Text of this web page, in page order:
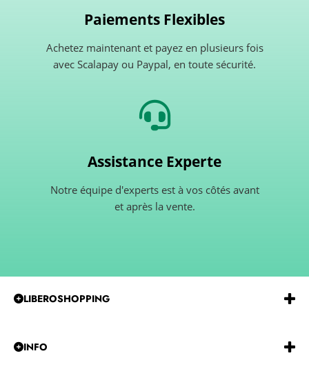
Paiements Flexibles
Achetez maintenant et payez en plusieurs fois
avec Scalapay ou Paypal, en toute sécurité.
Assistance Experte
Notre équipe d'experts est à vos côtés avant
et après la vente.
LIBEROSHOPPING
REA:BA-585915
INFO